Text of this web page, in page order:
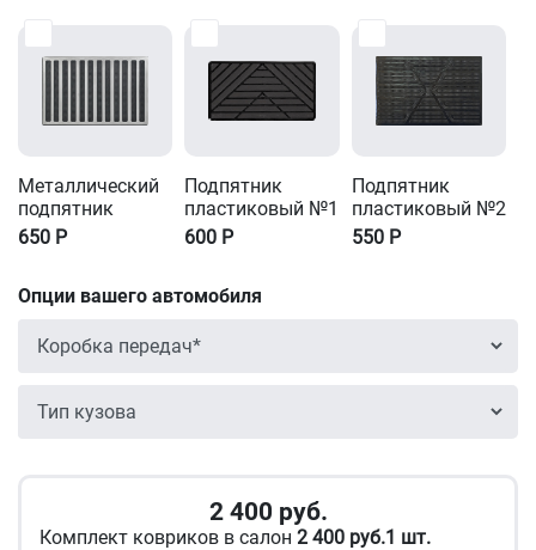
Металлический
подпятник
650 Р
Подпятник
пластиковый №1
600 Р
Подпятник
пластиковый №2
550 Р
Опции вашего автомобиля
2 400 руб.
Комплект ковриков в салон 2 400 руб.1 шт.